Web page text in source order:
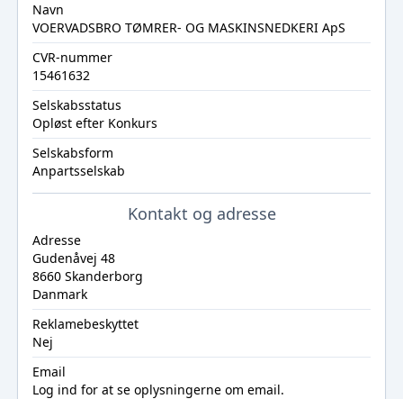
Navn
VOERVADSBRO TØMRER- OG MASKINSNEDKERI ApS
CVR-nummer
15461632
Selskabsstatus
Opløst efter Konkurs
Selskabsform
Anpartsselskab
Kontakt og adresse
Adresse
Gudenåvej 48
8660 Skanderborg
Danmark
Reklamebeskyttet
Nej
Email
Log ind for at se oplysningerne om email.